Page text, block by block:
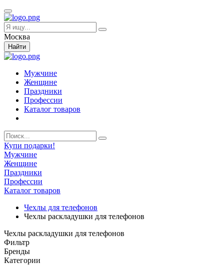
Москва
Найти
Мужчине
Женщине
Праздники
Профессии
Каталог товаров
Купи подарки!
Мужчине
Женщине
Праздники
Профессии
Каталог товаров
Чехлы для телефонов
Чехлы раскладушки для телефонов
Чехлы раскладушки для телефонов
Фильтр
Бренды
Категории